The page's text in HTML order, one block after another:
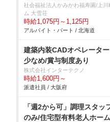
社会福祉法人かみかわ福寿園/上
ム 大雪荘
時給1,075円～1,125円
アルバイト・パート / 北海道
建築内装CADオペレータ
少なめ/賞与制度あり
株式会社インターテクノ
時給1,600円～
派遣社員 / 大阪府
「週2から可」調理スタッ
のみ/住宅型有料老人ホー